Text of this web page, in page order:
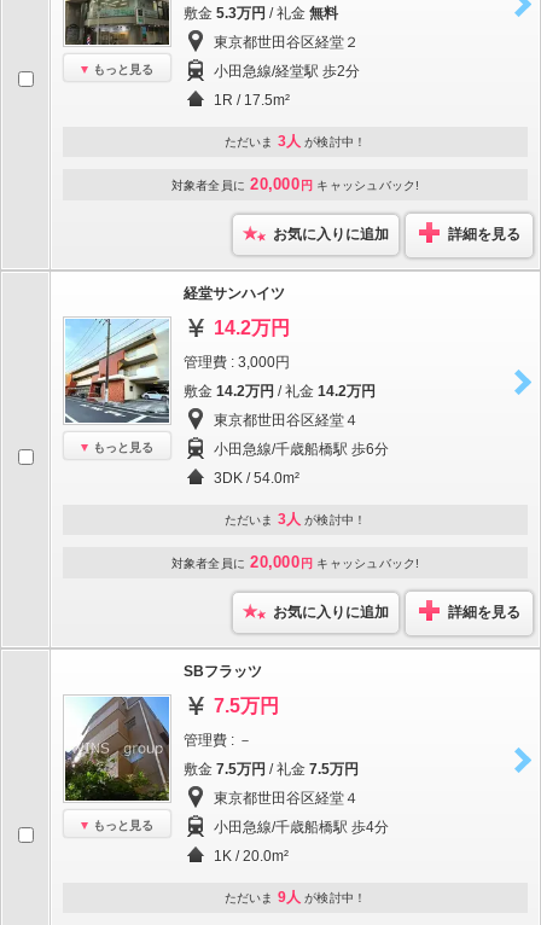
もっと見る
敷金 5.3万円 / 礼金 無料
東京都世田谷区経堂２
小田急線/経堂駅 歩2分
1R / 17.5m²
ただいま 3人 が検討中！
対象者全員に 20,000 円 キャッシュバック!
お気に入りに追加 詳細を見る
もっと見る
経堂サンハイツ
14.2万円
管理費 : 3,000円
敷金 14.2万円 / 礼金 14.2万円
東京都世田谷区経堂４
小田急線/千歳船橋駅 歩6分
3DK / 54.0m²
ただいま 3人 が検討中！
対象者全員に 20,000 円 キャッシュバック!
お気に入りに追加 詳細を見る
もっと見る
SBフラッツ
7.5万円
管理費 : －
敷金 7.5万円 / 礼金 7.5万円
東京都世田谷区経堂４
小田急線/千歳船橋駅 歩4分
1K / 20.0m²
ただいま 9人 が検討中！